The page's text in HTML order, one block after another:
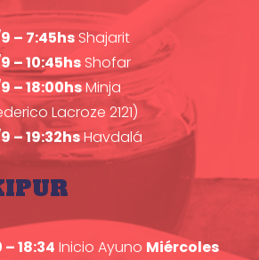
– 7:45hsShajarit
– 10:45hsShofar
– 18:00hsMinja
Lacroze 2121)
– 19:32hsHavdalá
18:34 Inicio Ayuno Miércoles